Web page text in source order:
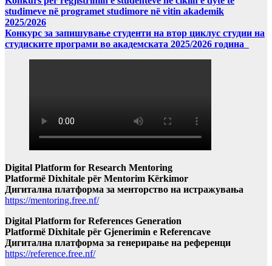
studimeve në programet studimore në vitin akademik
2025/2026
Конкурс за запишување студенти на втор циклус студии на
студиските програми во академската 2025/2026 година
Digital Platform for Research Mentoring
Platformë Dixhitale për Mentorim Kërkimor
Дигитална платформа за менторство на истражувања
https://mentoring.free.nf/
Digital Platform for References Generation
Platformë Dixhitale për Gjenerimin e Referencave
Дигитална платформа за генерирање на референци
https://reference.free.nf/